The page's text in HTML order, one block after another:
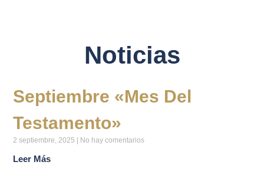
Noticias
Septiembre «Mes Del
Testamento»
2 septiembre, 2025 No hay comentarios
Leer Más